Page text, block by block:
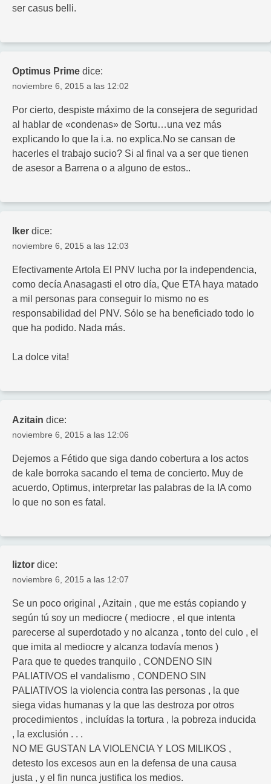
ser casus belli.
Optimus Prime dice:
noviembre 6, 2015 a las 12:02
Por cierto, despiste máximo de la consejera de seguridad
al hablar de «condenas» de Sortu…una vez más
explicando lo que la i.a. no explica.No se cansan de
hacerles el trabajo sucio? Si al final va a ser que tienen
de asesor a Barrena o a alguno de estos..
Iker dice:
noviembre 6, 2015 a las 12:03
Efectivamente Artola El PNV lucha por la independencia,
como decía Anasagasti el otro día, Que ETA haya matado
a mil personas para conseguir lo mismo no es
responsabilidad del PNV. Sólo se ha beneficiado todo lo
que ha podido. Nada más.
La dolce vita!
Azitain dice:
noviembre 6, 2015 a las 12:06
Dejemos a Fétido que siga dando cobertura a los actos
de kale borroka sacando el tema de concierto. Muy de
acuerdo, Optimus, interpretar las palabras de la IA como
lo que no son es fatal.
liztor dice:
noviembre 6, 2015 a las 12:07
Se un poco original , Azitain , que me estás copiando y
según tú soy un mediocre ( mediocre , el que intenta
parecerse al superdotado y no alcanza , tonto del culo , el
que imita al mediocre y alcanza todavía menos )
Para que te quedes tranquilo , CONDENO SIN
PALIATIVOS el vandalismo , CONDENO SIN
PALIATIVOS la violencia contra las personas , la que
siega vidas humanas y la que las destroza por otros
procedimientos , incluídas la tortura , la pobreza inducida
, la exclusión . . .
NO ME GUSTAN LA VIOLENCIA Y LOS MILIKOS ,
detesto los excesos aun en la defensa de una causa
justa , y el fin nunca justifica los medios.